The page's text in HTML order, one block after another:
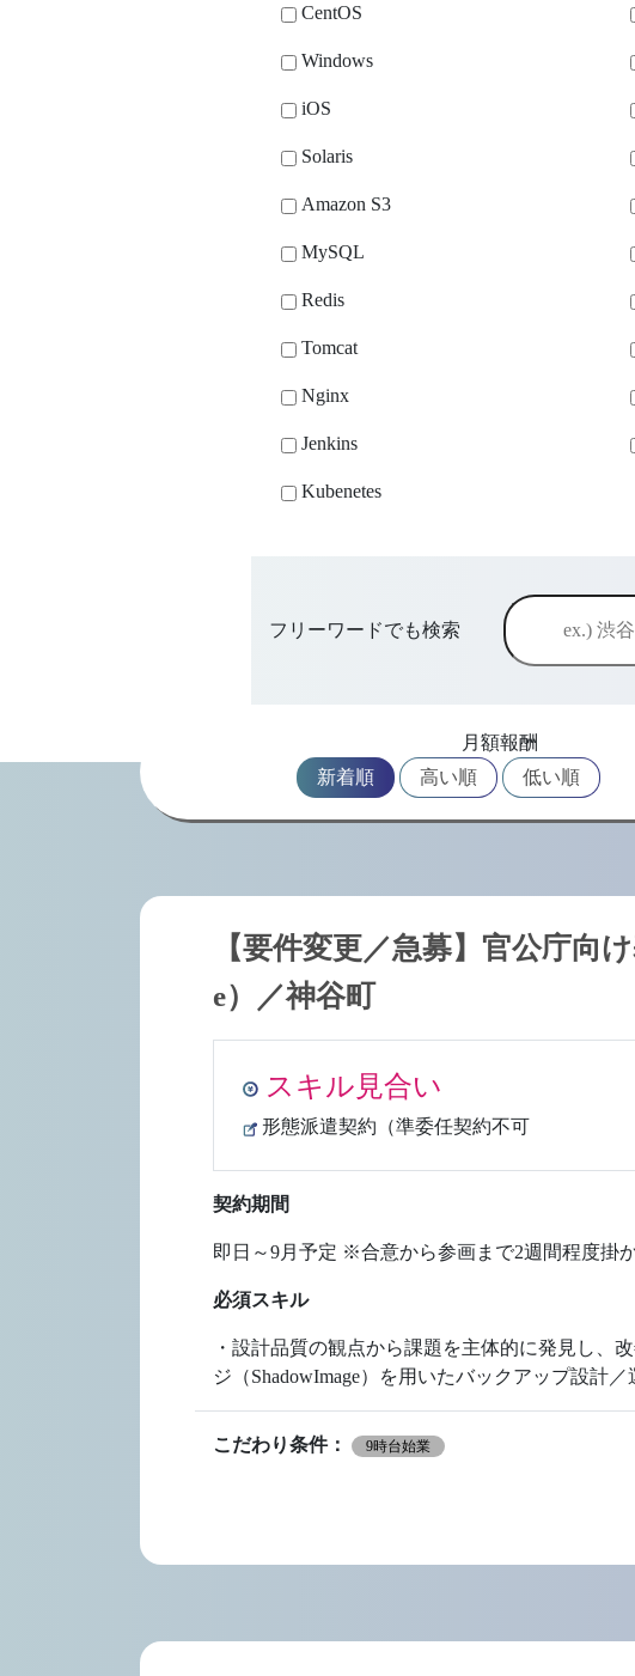
CentOS
Windows
iOS
Solaris
Amazon S3
MySQL
Redis
Tomcat
Nginx
Jenkins
Kubenetes
フリーワードでも検索
新着順
月額報酬
高い順
低い順
【要件変更／急募】官公庁向
e）／神谷町
スキル見合い
形態派遣契約（準委任契約不可
契約期間
即日～9月予定 ※合意から参画まで2週間程度掛
必須スキル
・設計品質の観点から課題を主体的に発見し、
ジ（ShadowImage）を用いたバックアップ設計
こだわり条件： 9時台始業